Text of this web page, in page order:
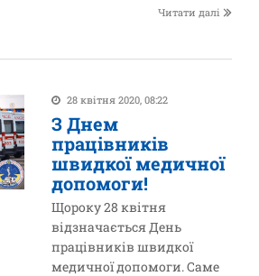
Читати далі
28 квітня 2020, 08:22
З Днем
працівників
швидкої медичної
допомоги!
Щороку 28 квітня
відзначається День
працівників швидкої
медичної допомоги. Саме